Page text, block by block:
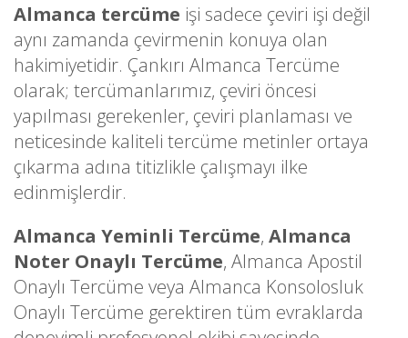
Almanca tercüme işi sadece çeviri işi değil
aynı zamanda çevirmenin konuya olan
hakimiyetidir. Çankırı Almanca Tercüme
olarak; tercümanlarımız, çeviri öncesi
yapılması gerekenler, çeviri planlaması ve
neticesinde kaliteli tercüme metinler ortaya
çıkarma adına titizlikle çalışmayı ilke
edinmişlerdir.
Almanca Yeminli Tercüme, Almanca
Noter Onaylı Tercüme, Almanca Apostil
Onaylı Tercüme veya Almanca Konsolosluk
Onaylı Tercüme gerektiren tüm evraklarda